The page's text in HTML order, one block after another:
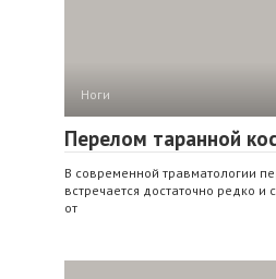
Ноги
Перелом таранной
В современной травматологии
встречается достаточно редко и
от